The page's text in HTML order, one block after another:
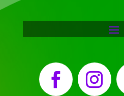
Facebook Instagram X